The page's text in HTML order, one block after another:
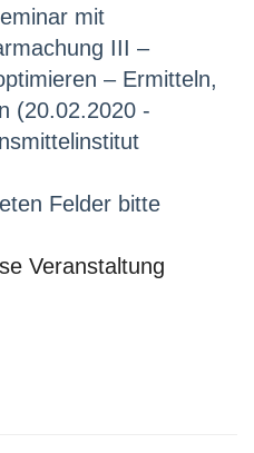
mit
III –
– Ermitteln,
(20.02.2020 -
Felder bitte
Veranstaltung